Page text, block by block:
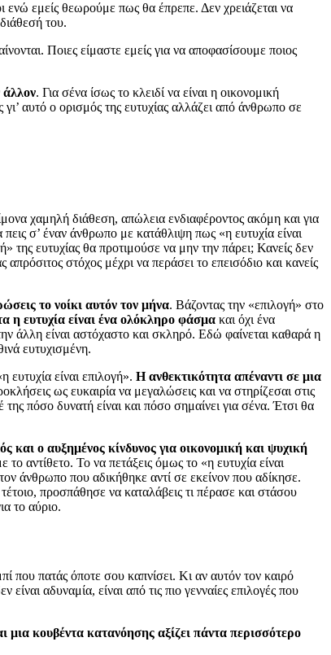
ενώ εμείς θεωρούμε πως θα έπρεπε. Δεν χρειάζεται να
του.
Ποιες είμαστε εμείς για να αποφασίσουμε ποιος
άλλον. Για σένα ίσως το κλειδί να είναι η οικονομική
αυτό ο ορισμός της ευτυχίας αλλάζει από άνθρωπο σε
χαμηλή διάθεση, απώλεια ενδιαφέροντος ακόμη και για
σ’ έναν άνθρωπο με κατάθλιψη πως «η ευτυχία είναι
της ευτυχίας θα προτιμούσε να μην την πάρει; Κανείς δεν
στόχος μέχρι να περάσει το επεισόδιο και κανείς
το νοίκι αυτόν τον μήνα. Βάζοντας την «επιλογή» στο
η ευτυχία είναι ένα ολόκληρο φάσμα και όχι ένα
άλλη είναι αστόχαστο και σκληρό. Εδώ φαίνεται καθαρά η
ευτυχισμένη.
είναι επιλογή». Η ανθεκτικότητα απέναντι σε μια
ως ευκαιρία να μεγαλώσεις και να στηρίζεσαι στις
της πόσο δυνατή είναι και πόσο σημαίνει για σένα. Έτσι θα
και ο αυξημένος κίνδυνος για οικονομική και ψυχική
αντίθετο. Το να πετάξεις όμως το «η ευτυχία είναι
άνθρωπο που αδικήθηκε αντί σε εκείνον που αδίκησε.
προσπάθησε να καταλάβεις τι πέρασε και στάσου
το αύριο.
που πατάς όποτε σου καπνίσει. Κι αν αυτόν τον καιρό
αδυναμία, είναι από τις πιο γενναίες επιλογές που
μια κουβέντα κατανόησης αξίζει πάντα περισσότερο